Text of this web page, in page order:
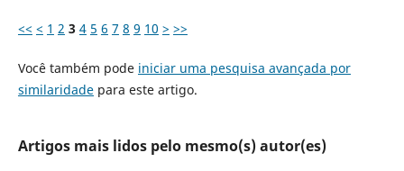
<< < 1 2 3 4 5 6 7 8 9 10 > >>
Você também pode iniciar uma pesquisa avançada por
similaridadepara este artigo.
Artigos mais lidos pelo mesmo(s) autor(es)